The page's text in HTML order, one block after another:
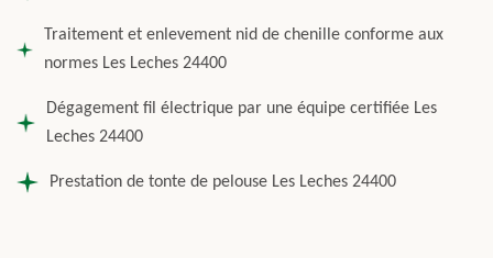
Traitement et enlevement nid de chenille conforme aux
normes Les Leches 24400
Dégagement fil électrique par une équipe certifiée Les
Leches 24400
Prestation de tonte de pelouse Les Leches 24400